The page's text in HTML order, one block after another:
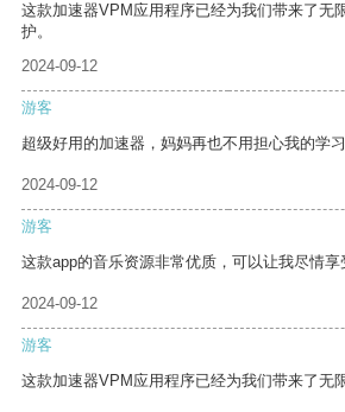
这款加速器VPM应用程序已经为我们带来了无
护。
2024-09-12
游客
超级好用的加速器，妈妈再也不用担心我的学习
2024-09-12
游客
这款app的音乐资源非常优质，可以让我尽情享
2024-09-12
游客
这款加速器VPM应用程序已经为我们带来了无